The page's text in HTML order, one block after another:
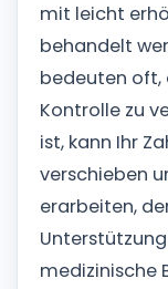
mit leicht
behandelt
bedeuten oft,
Kontrolle zu
ist, kann Ihr
verschieben
erarbeiten,
medizinische